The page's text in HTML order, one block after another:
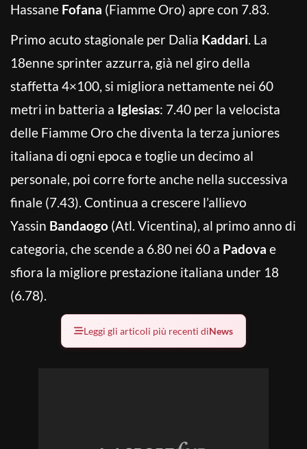
Hassane Fofana (Fiamme Oro) apre con 7.83.
Primo acuto stagionale per Dalia Kaddari. La
18enne sprinter azzurra, già nel giro della
staffetta 4×100, si migliora nettamente nei 60
metri in batteria a Iglesias: 7.40 per la velocista
delle Fiamme Oro che diventa la terza juniores
italiana di ogni epoca e toglie un decimo al
personale, poi corre forte anche nella successiva
finale (7.43). Continua a crescere l’allievo
Yassin Bandaogo (Atl. Vicentina), al primo anno di
categoria, che scende a 6.80 nei 60 a Padova e
sfiora la migliore prestazione italiana under 18
(6.78).
Leggi gli articoli più recenti diNews